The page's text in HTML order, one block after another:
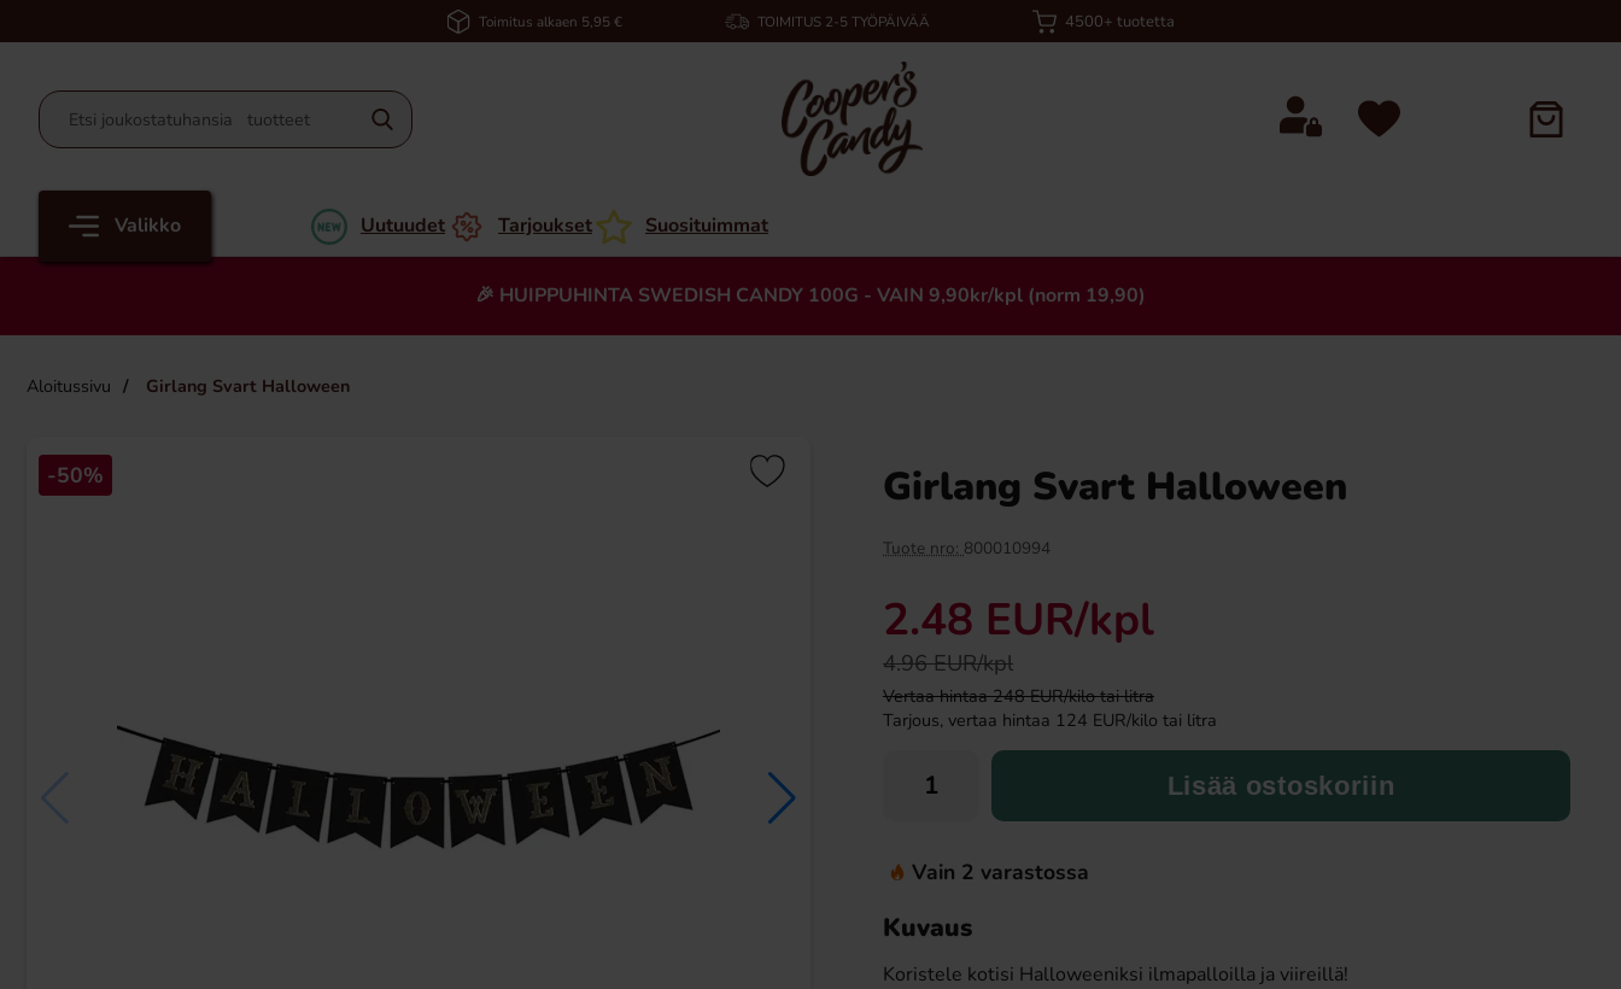
Toimitus alkaen 5,95 € TOIMITUS 2-5 TYÖPÄIVÄÄ 4500+ tuotetta
Valikko Uutuudet Tarjoukset Suosituimmat
🎉 HUIPPUHINTA SWEDISH CANDY 100G - VAIN 9,90kr/kpl (norm 19,90)
Aloitussivu Girlang Svart Halloween
Ronny & Ragge Buttcracker Chips Korv
Butterfinger suklaa 53,8g
-50% Girlang Svart Halloween
Tuote nro: 800010994
2.48 EUR/kpl
4.96 EUR/kpl
Vertaa hintaa 248 EUR/kilo tai litra
Tarjous, vertaa hintaa 124 EUR/kilo tai litra
Lisää ostoskoriin
Vain 2 varastossa
Kuvaus
Koristele kotisi Halloweeniksi ilmapalloilla ja viireillä!